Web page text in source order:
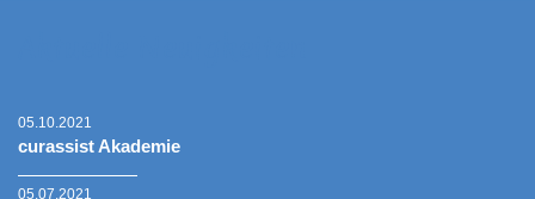
05.10.2021
curassist Akademie
05.07.2021